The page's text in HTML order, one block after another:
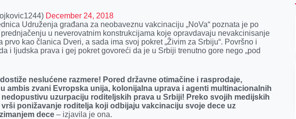
December 24, 2018
Udruženja građana za neobaveznu vakcinaciju „NoVa“ poznata je po
u neverovatnim konstrukcijama koje opravdavaju nevakcinisanje
kao članica Dveri, a sada ima svoj pokret „Živim za Srbiju“. Površno i
i ljudska prava i gej pokret govoreći da je u Srbiji trenutno gore nego „pod
neslućene razmere! Pored državne otimačine i rasprodaje,
ambis zvani Evropska unija, kolonijalna uprava i agenti multinacionalnih
uzurpaciju roditeljskih prava u Srbiji! Preko svojih medijskih
ponižavanje roditelja koji odbijaju vakcinaciju svoje dece uz
dece – izjavila je ona.